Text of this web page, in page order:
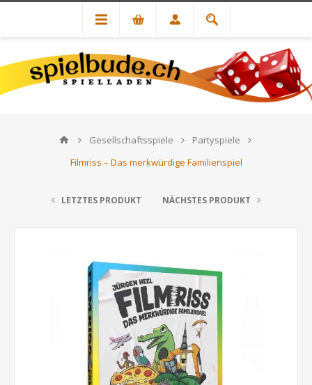
Gesellschaftsspiele
Partyspiele
Filmriss – Das merkwürdige Familienspiel
LETZTES PRODUKT NÄCHSTES PRODUKT